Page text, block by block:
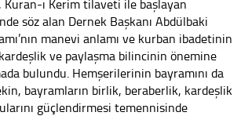
Kuran-ı Kerim tilaveti ile başlayan
söz alan Dernek Başkanı Abdülbaki
manevi anlamı ve kurban ibadetinin
ve paylaşma bilincinin önemine
bulundu. Hemşerilerinin bayramını da
bayramların birlik, beraberlik, kardeşlik
güçlendirmesi temennisinde